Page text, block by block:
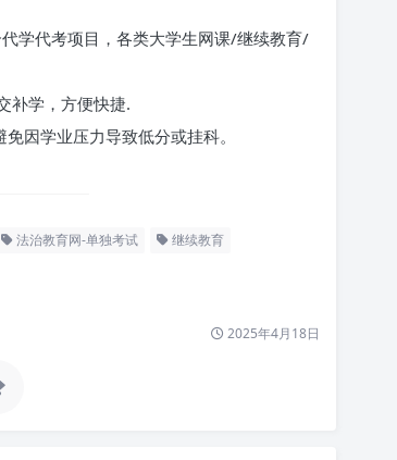
学代考项目，各类大学生网课/继续教育/
补学，方便快捷.
因学业压力导致低分或挂科。
法治教育网-单独考试 继续教育
2025年4月18日